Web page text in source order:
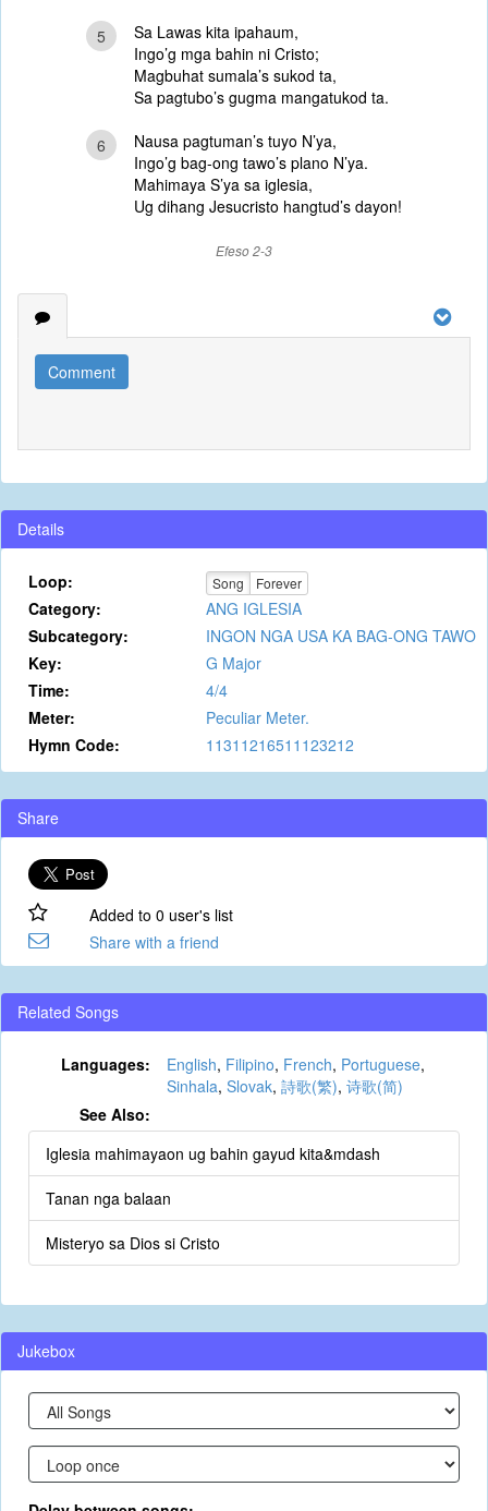
5
Sa Lawas kita ipahaum,
Ingo’g mga bahin ni Cristo;
Magbuhat sumala’s sukod ta,
Sa pagtubo’s gugma mangatukod ta.
6
Nausa pagtuman’s tuyo N’ya,
Ingo’g bag-ong tawo’s plano N’ya.
Mahimaya S’ya sa iglesia,
Ug dihang Jesucristo hangtud’s dayon!
Efeso 2-3
Comment
Details
Loop: Song Forever
Category:
ANG IGLESIA
Subcategory:
INGON NGA USA KA BAG-ONG TAWO
Key:
G Major
Time:
4/4
Meter:
Peculiar Meter.
Hymn Code:
11311216511123212
Share
Added to 0 user's list
Share with a friend
Related Songs
Languages: English, Filipino, French, Portuguese,
Sinhala, Slovak, 詩歌(繁), 诗歌(简)
See Also:
Iglesia mahimayaon ug bahin gayud kita&mdash
Tanan nga balaan
Misteryo sa Dios si Cristo
Jukebox